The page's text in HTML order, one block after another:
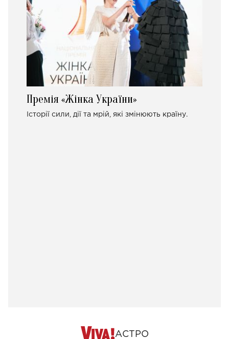
Премія «Жінка України»
Історії сили, дії та мрій, які змінюють країну.
АСТРО